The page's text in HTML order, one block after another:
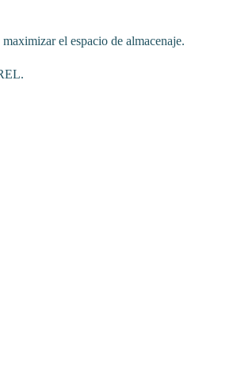
el espacio de almacenaje.